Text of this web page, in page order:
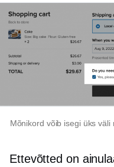
Mõnikord võib isegi üks
Ettevõtted on